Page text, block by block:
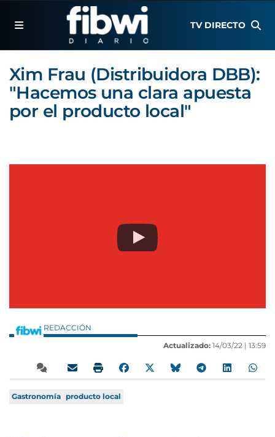
TV DIRECTO
Xim Frau (Distribuidora DBB):
"Hacemos una clara apuesta
por el producto local"
REDACCIÓN
Actualizado: 14/03/22 | 13:59
Gastronomía producto local